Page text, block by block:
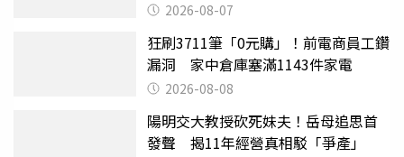
2026-08-07
狂刷3711筆「0元購」！前電商員工鑽
漏洞 家中倉庫塞滿1143件家電
2026-08-08
陽明交大教授砍死妹夫！岳母追思首
發聲 揭11年經營真相駁「爭產」